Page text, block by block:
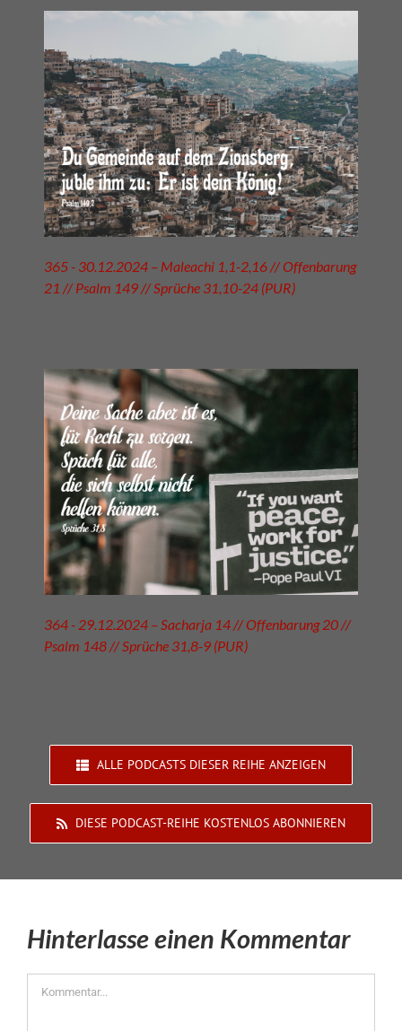
365 - 30.12.2024 – Maleachi 1,1-2,16 // Offenbarung
21 // Psalm 149 // Sprüche 31,10-24 (PUR)
364 - 29.12.2024 – Sacharja 14 // Offenbarung 20 //
Psalm 148 // Sprüche 31,8-9 (PUR)
ALLE PODCASTS DIESER REIHE ANZEIGEN
DIESE PODCAST-REIHE KOSTENLOS ABONNIEREN
Hinterlasse einen Kommentar